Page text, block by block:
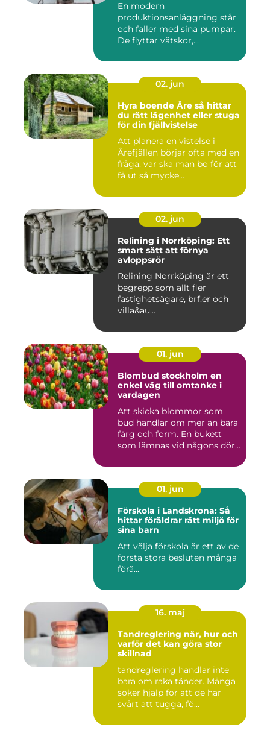
En modern
produktionsanläggning står
och faller med sina pumpar.
De flyttar vätskor,...
02. jun
Hyra boende Åre så hittar
du rätt lägenhet eller stuga
för din fjällvistelse
Att planera en vistelse i
Årefjällen börjar ofta med en
fråga: var ska man bo för att
få ut så mycke...
02. jun
Relining i Norrköping: Ett
smart sätt att förnya
avloppsrör
Relining Norrköping är ett
begrepp som allt fler
fastighetsägare, brf:er och
villa&au...
01. jun
Blombud stockholm en
enkel väg till omtanke i
vardagen
Att skicka blommor som
bud handlar om mer än bara
färg och form. En bukett
som lämnas vid någons dör...
01. jun
Förskola i Landskrona: Så
hittar föräldrar rätt miljö för
sina barn
Att välja förskola är ett av de
första stora besluten många
förä...
16. maj
Tandreglering när, hur och
varför det kan göra stor
skillnad
tandreglering handlar inte
bara om raka tänder. Många
söker hjälp för att de har
svårt att tugga, fö...